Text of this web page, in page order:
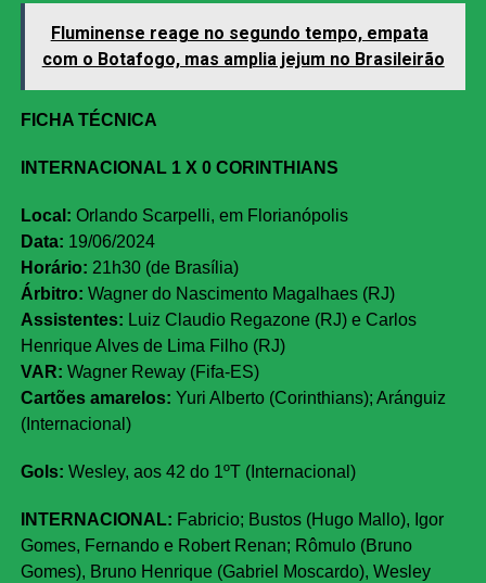
Fluminense reage no segundo tempo, empata
com o Botafogo, mas amplia jejum no Brasileirão
FICHA TÉCNICA
INTERNACIONAL 1 X 0 CORINTHIANS
Local: Orlando Scarpelli, em Florianópolis
Data: 19/06/2024
Horário: 21h30 (de Brasília)
Árbitro: Wagner do Nascimento Magalhaes (RJ)
Assistentes: Luiz Claudio Regazone (RJ) e Carlos
Henrique Alves de Lima Filho (RJ)
VAR: Wagner Reway (Fifa-ES)
Cartões amarelos: Yuri Alberto (Corinthians); Aránguiz
(Internacional)
Gols: Wesley, aos 42 do 1ºT (Internacional)
INTERNACIONAL: Fabricio; Bustos (Hugo Mallo), Igor
Gomes, Fernando e Robert Renan; Rômulo (Bruno
Gomes), Bruno Henrique (Gabriel Moscardo), Wesley